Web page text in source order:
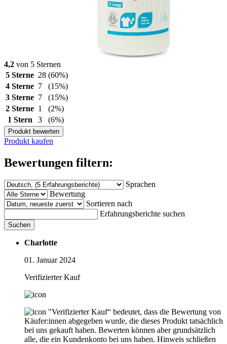
4,2 von 5 Sternen
5 Sterne 28 (60%)
4 Sterne 7
(15%)
3 Sterne 7
(15%)
2 Sterne 1
(2%)
1 Stern
3 (6%)
Produkt bewerten
Produkt kaufen
Bewertungen filtern:
Sprachen
Bewertung
Sortieren nach
Erfahrungsberichte suchen
Suchen
Charlotte
01. Januar 2024
Verifizierter Kauf
"Verifizierter Kauf“ bedeutet, dass die Bewertung von
Käufer:innen abgegeben wurde, die dieses Produkt tatsächlich
bei uns gekauft haben. Bewerten können aber grundsätzlich
alle, die ein Kundenkonto bei uns haben. Hinweis schließen